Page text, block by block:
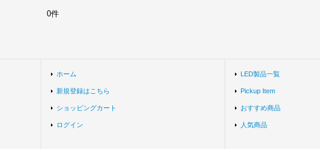
0件
ホーム
新規登録はこちら
ショッピングカート
ログイン
LED製品一覧
Pickup Item
おすすめ商品
人気商品